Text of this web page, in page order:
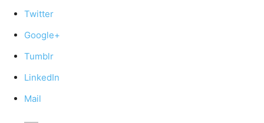
Twitter
Google+
Tumblr
LinkedIn
Mail